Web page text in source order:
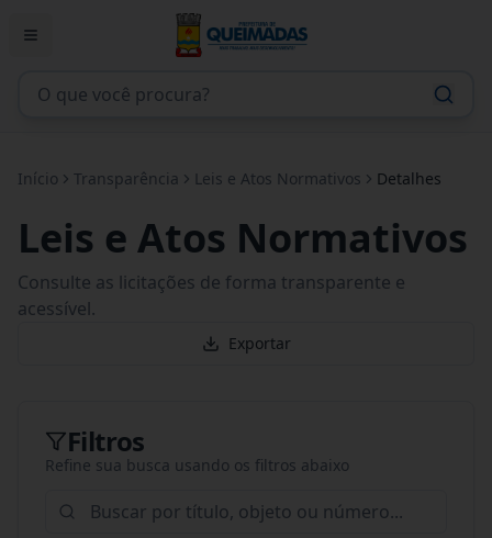
Início Transparência Leis e Atos Normativos Detalhes
Leis e Atos Normativos
Consulte as licitações de forma transparente e
acessível.
Exportar
Filtros
Refine sua busca usando os filtros abaixo